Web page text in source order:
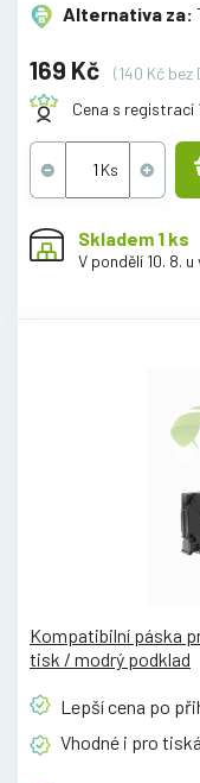
Alternativa za:
169 Kč
(140 Kč bez
Cena s registrací
Skladem 1 ks
V pondělí 10. 8. u
Kompatibilní páska
tisk / modrý podklad
Lepší cena po
Vhodné i pro